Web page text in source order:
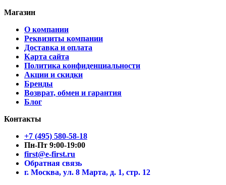
Магазин
О компании
Реквизиты компании
Доставка и оплата
Карта сайта
Политика конфиденциальности
Акции и скидки
Бренды
Возврат, обмен и гарантия
Блог
Контакты
+7 (495) 580-58-18
Пн-Пт 9:00-19:00
first@e-first.ru
Обратная связь
г. Москва, ул. 8 Марта, д. 1, стр. 12